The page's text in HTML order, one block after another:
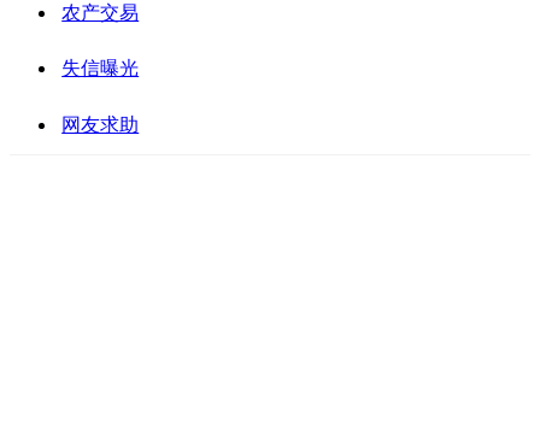
农产交易
失信曝光
网友求助